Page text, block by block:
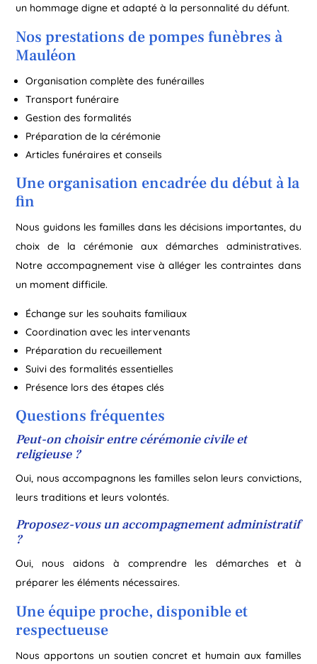
un hommage digne et adapté à la personnalité du défunt.
Nos prestations de pompes funèbres à
Mauléon
Organisation complète des funérailles
Transport funéraire
Gestion des formalités
Préparation de la cérémonie
Articles funéraires et conseils
Une organisation encadrée du début à la
fin
Nous guidons les familles dans les décisions importantes, du
choix de la cérémonie aux démarches administratives.
Notre accompagnement vise à alléger les contraintes dans
un moment difficile.
Échange sur les souhaits familiaux
Coordination avec les intervenants
Préparation du recueillement
Suivi des formalités essentielles
Présence lors des étapes clés
Questions fréquentes
Peut-on choisir entre cérémonie civile et
religieuse ?
Oui, nous accompagnons les familles selon leurs convictions,
leurs traditions et leurs volontés.
Proposez-vous un accompagnement administratif
?
Oui, nous aidons à comprendre les démarches et à
préparer les éléments nécessaires.
Une équipe proche, disponible et
respectueuse
Nous apportons un soutien concret et humain aux familles